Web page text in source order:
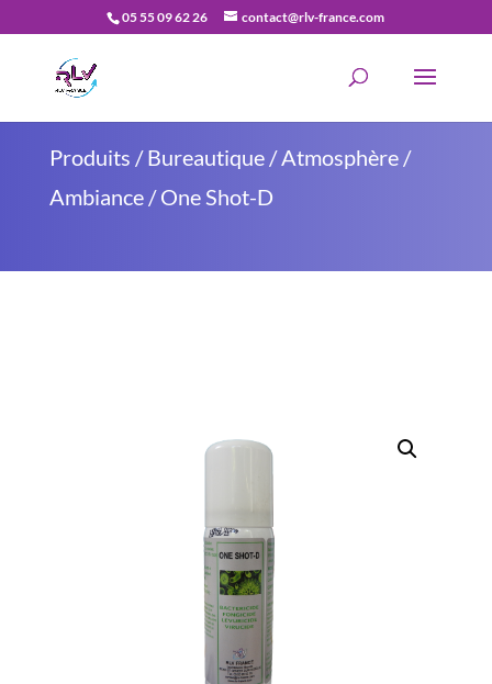
05 55 09 62 26 contact@rlv-france.com
Produits /Bureautique/Atmosphère /
Ambiance/ One Shot-D